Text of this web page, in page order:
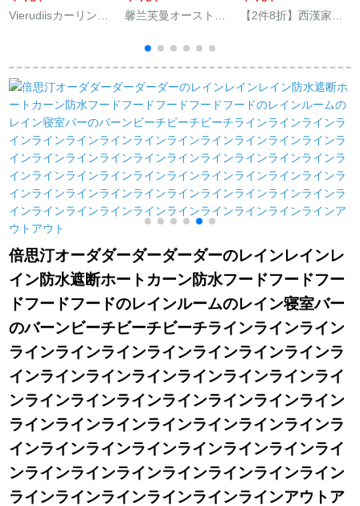
Vierudiisカーリング
け机
馨兰芙曼オーストリ
制カーターテン遮光
窓布のリングリング
リング寝室カーリン
グダンテテテン加工
幅2.0*高2.5
【2件8折】西漢家紡
カーラーテンンレス
トストストマーテン
ンンンンンカーンン
テージンンンテージ
ン断熱出窓十字麻紗
2.5メートル幅*2.7メ
ートル高【オダカー
テン】
倍思汀オーダダーダーダーダーのレインレインレ
イン防水遮断ホートカーン防水フードフードフー
ドフードフードのレインルームのレイン寝室バー
のバーンビーチビーチビーチラインラインライン
ラインラインラインラインラインラインラインラ
インラインラインラインラインラインラインライ
ンラインラインラインラインラインラインライン
ラインラインラインラインラインラインラインラ
インラインラインラインラインラインラインライ
ンラインラインラインラインラインラインライン
ラインラインラインラインラインラインアウトア